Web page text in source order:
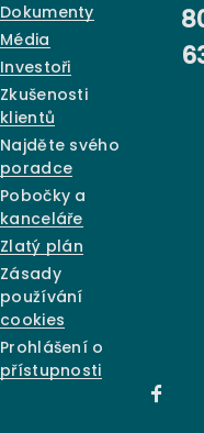
Dokumenty
Média
Investoři
Zkušenosti
klientů
Najděte svého
poradce
Pobočky a
kanceláře
Zlatý plán
Zásady
používání
cookies
Prohlášení o
přístupnosti